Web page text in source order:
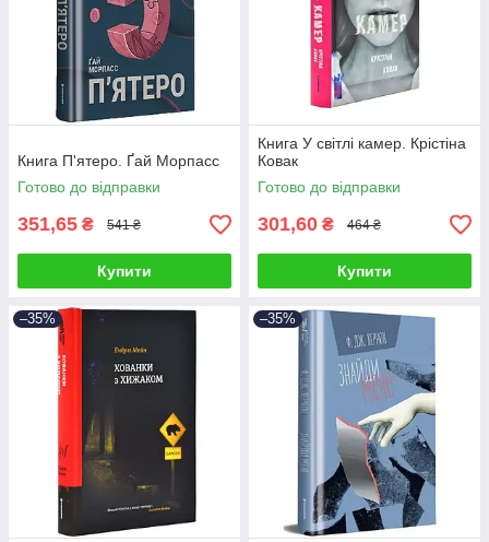
Книга П'ятеро. Ґай Морпасс
Готово до відправки
351,65 ₴ 541 ₴
Купити
Книга У світлі камер. Крістіна
Ковак
Готово до відправки
301,60 ₴ 464 ₴
Купити
–35% –35%